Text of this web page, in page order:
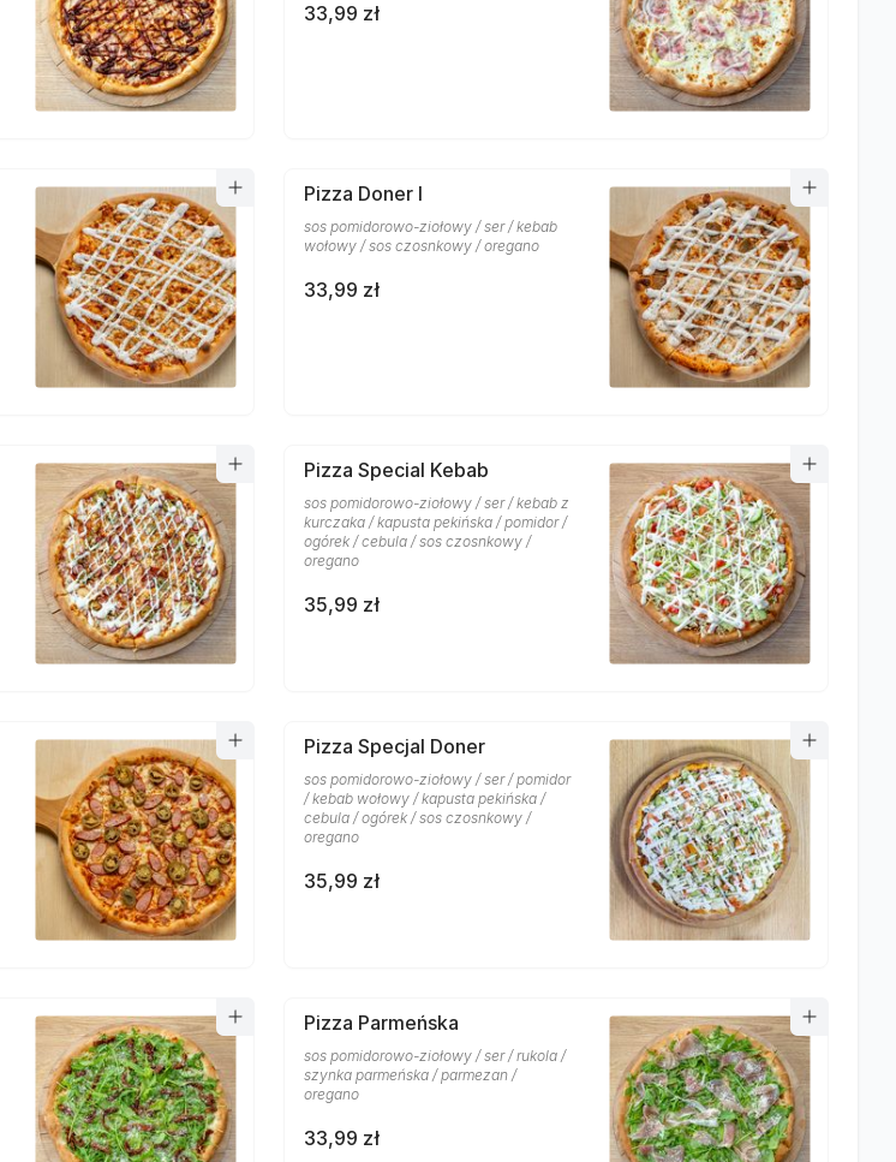
33,99 zł
Pizza Doner I
sos pomidorowo-ziołowy / ser / kebab
wołowy / sos czosnkowy / oregano
33,99 zł
Pizza Special Kebab
sos pomidorowo-ziołowy / ser / kebab z
kurczaka / kapusta pekińska / pomidor /
ogórek / cebula / sos czosnkowy /
oregano
35,99 zł
Pizza Specjal Doner
sos pomidorowo-ziołowy / ser / pomidor
/ kebab wołowy / kapusta pekińska /
cebula / ogórek / sos czosnkowy /
oregano
35,99 zł
Pizza Parmeńska
sos pomidorowo-ziołowy / ser / rukola /
szynka parmeńska / parmezan /
oregano
33,99 zł